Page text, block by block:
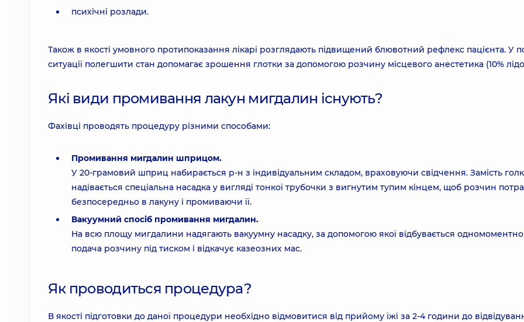
психічні розлади.
Також в якості умовного протипоказання лікарі розглядають підвищений блювотний рефлекс пацієнта. У
ситуації полегшити стан допомагає зрошення глотки за допомогою розчину місцевого анестетика (10%
Які види промивання лакун мигдалин існують?
Фахівці проводять процедуру різними способами:
Промивання мигдалин шприцом.
У 20-грамовий шприц набирається р-н з індивідуальним складом, враховуючи свідчення. Замість
надівається спеціальна насадка у вигляді тонкої трубочки з вигнутим тупим кінцем, щоб розчин
безпосередньо в лакуну і промиваючи її.
Вакуумний спосіб промивання мигдалин.
На всю площу мигдалини надягають вакуумну насадку, за допомогою якої відбувається одномоментно
подача розчину під тиском і відкачує казеозних мас.
Як проводиться процедура?
В якості підготовки до даної процедури необхідно відмовитися від прийому їжі за 2-4 години до